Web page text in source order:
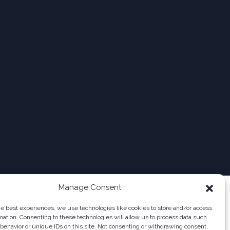
Manage Consent
best experiences, we use technologies like cookies to store and/or access
Consenting to these technologies will allow us to process data such
or unique IDs on this site. Not consenting or withdrawing consent,